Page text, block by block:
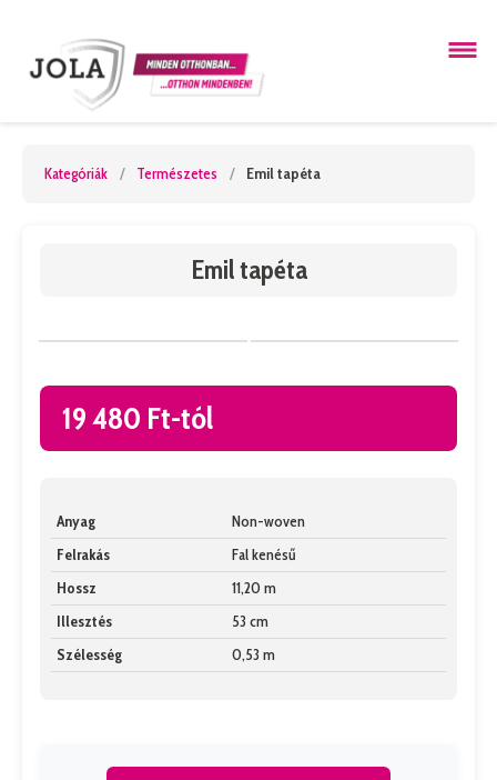
Kategóriák / Természetes / Emil tapéta
Emil tapéta
19 480 Ft-tól
Anyag
Non-woven
Felrakás
Fal kenésű
Hossz
11,20 m
Illesztés
53 cm
Szélesség
0,53 m